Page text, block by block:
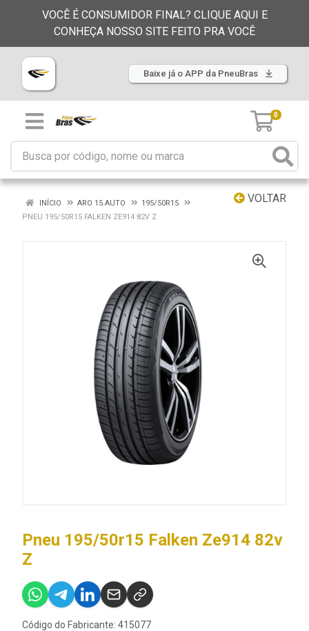
VOCÊ É CONSUMIDOR FINAL? CLIQUE AQUI E
CONHEÇA NOSSO SITE FEITO PRA VOCÊ
Baixe já o APP da PneuBras
0
VOLTAR
INÍCIO ARO 15 AUTO
195/50R15
PNEU 195/50R15 FALKEN ZE914 82V Z
Pneu 195/50r15 Falken Ze914 82v
Z
Código do Fabricante: 415077